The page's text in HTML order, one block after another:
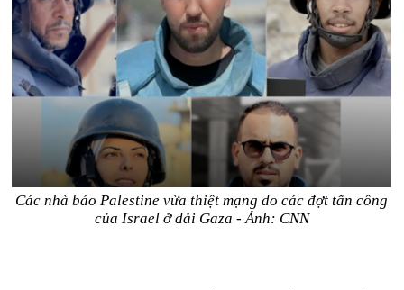
Các nhà báo Palestine vừa thiệt mạng do các đợt tấn công
của Israel ở dải Gaza - Ảnh: CNN